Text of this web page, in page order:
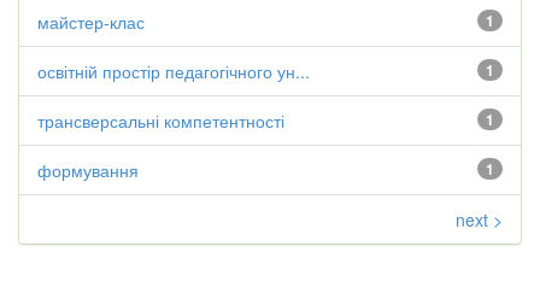
1
майстер-клас
1
освітній простір педагогічного ун...
1
трансверсальні компетентності
1
формування
next >